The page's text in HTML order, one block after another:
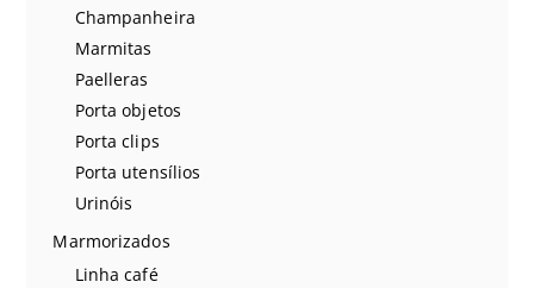
Champanheira
Marmitas
Paelleras
Porta objetos
Porta clips
Porta utensílios
Urinóis
Marmorizados
Linha café